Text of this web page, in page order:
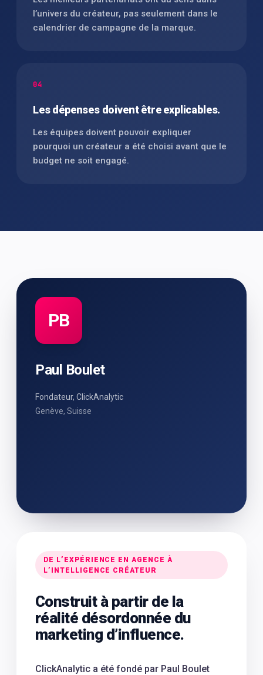
l’univers du créateur, pas seulement dans le
calendrier de campagne de la marque.
04
Les dépenses doivent être explicables.
Les équipes doivent pouvoir expliquer
pourquoi un créateur a été choisi avant que le
budget ne soit engagé.
PB
Paul Boulet
Fondateur, ClickAnalytic
Genève, Suisse
DE L’EXPÉRIENCE EN AGENCE À
L’INTELLIGENCE CRÉATEUR
Construit à partir de la
réalité désordonnée du
marketing d’influence.
ClickAnalytic a été fondé par Paul Boulet